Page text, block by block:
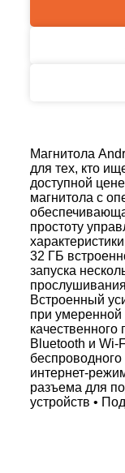
Магнитола
для тех, кто
доступной
магнитола с
простоту
32 ГБ
запуска
Встроенный
при умеренной
качественного
Bluetooth и Wi-
интернет-
разъема для
устройств •